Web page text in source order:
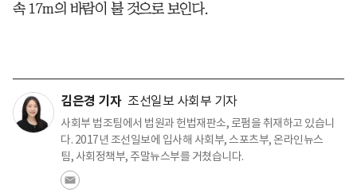
속 17m의 바람이 불 것으로 보인다.
김은경 기자 조선일보 사회부 기자
사회부 법조팀에서 법원과 헌법재판소, 로펌을 취재하고 있습니
다. 2017년 조선일보에 입사해 사회부, 스포츠부, 온라인뉴스
팀, 사회정책부, 주말뉴스부를 거쳤습니다.